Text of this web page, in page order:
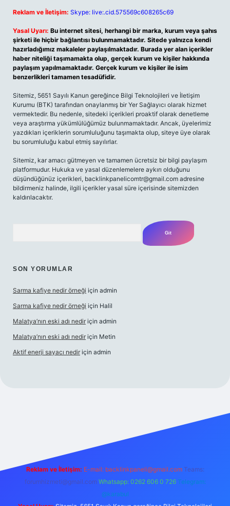
Reklam ve İletişim: Skype: live:.cid.575569c608265c69
Yasal Uyarı: Bu internet sitesi, herhangi bir marka, kurum veya şahıs
şirketi ile hiçbir bağlantısı bulunmamaktadır. Sitede yalnızca kendi
hazırladığımız makaleler paylaşılmaktadır. Burada yer alan içerikler
haber niteliği taşımamakta olup, gerçek kurum ve kişiler hakkında
paylaşım yapılmamaktadır. Gerçek kurum ve kişiler ile isim
benzerlikleri tamamen tesadüfidir.
Sitemiz, 5651 Sayılı Kanun gereğince Bilgi Teknolojileri ve İletişim
Kurumu (BTK) tarafından onaylanmış bir Yer Sağlayıcı olarak hizmet
vermektedir. Bu nedenle, sitedeki içerikleri proaktif olarak denetleme
veya araştırma yükümlülüğümüz bulunmamaktadır. Ancak, üyelerimiz
yazdıkları içeriklerin sorumluluğunu taşımakta olup, siteye üye olarak
bu sorumluluğu kabul etmiş sayılırlar.
Sitemiz, kar amacı gütmeyen ve tamamen ücretsiz bir bilgi paylaşım
platformudur. Hukuka ve yasal düzenlemelere aykırı olduğunu
düşündüğünüz içerikleri, backlinkpanelicomtr@gmail.com adresine
bildirmeniz halinde, ilgili içerikler yasal süre içerisinde sitemizden
kaldırılacaktır.
SON YORUMLAR
Sarma kafiye nedir örneği için admin
Sarma kafiye nedir örneği için Halil
Malatya’nın eski adı nedir için admin
Malatya’nın eski adı nedir için Metin
Aktif enerji sayacı nedir için admin
Reklam ve İletişim: E-mail: backlinkpaneli@gmail.com Teams:
forumhizmeti@gmail.com Whatsapp: 0262 606 0 726 Telegram:
@karabul